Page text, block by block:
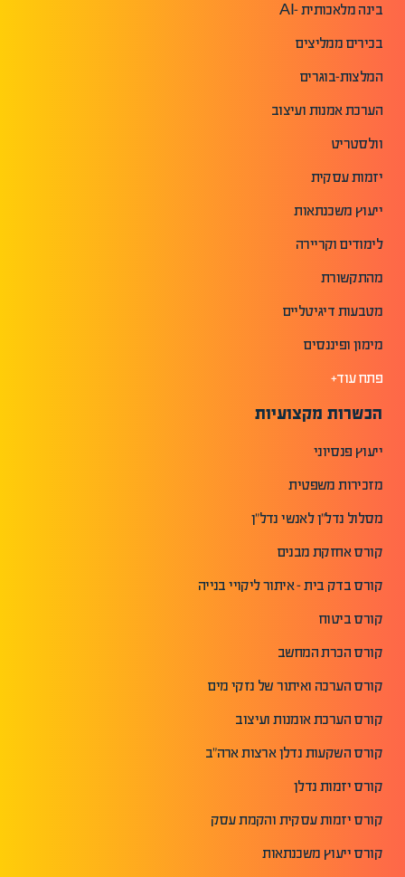
בינה מלאכותית -AI
בכירים ממליצים
המלצות-בוגרים
הערכת אמנות ועיצוב
וולסטריט
יזמות עסקית
ייעוץ משכנתאות
לימודים וקריירה
מהתקשורת
מטבעות דיגיטליים
מימון ופיננסים
פתח עוד+
הכשרות מקצועיות
ייעוץ פנסיוני
מזכירות משפטית
מסלול נדל"ן לאנשי נדל"ן
קורס אחזקת מבנים
קורס בדק בית - איתור ליקויי בנייה
קורס ביטוח
קורס הכרת המחשב
קורס הערכה ואיתור של נזקי מים
קורס הערכת אומנות ועיצוב
קורס השקעות נדלן ארצות ארה"ב
קורס יזמות נדלן
קורס יזמות עסקית והקמת עסק
קורס ייעוץ משכנתאות